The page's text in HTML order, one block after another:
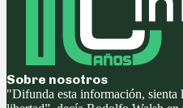
Sobre nosotros
"Difunda esta información, sienta